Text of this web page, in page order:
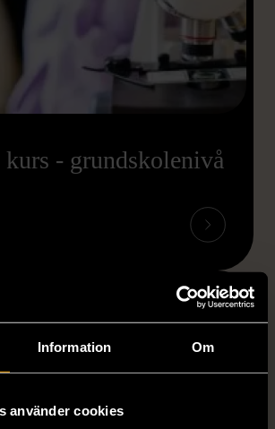
Information Om
använder cookies
- grundskolenivå